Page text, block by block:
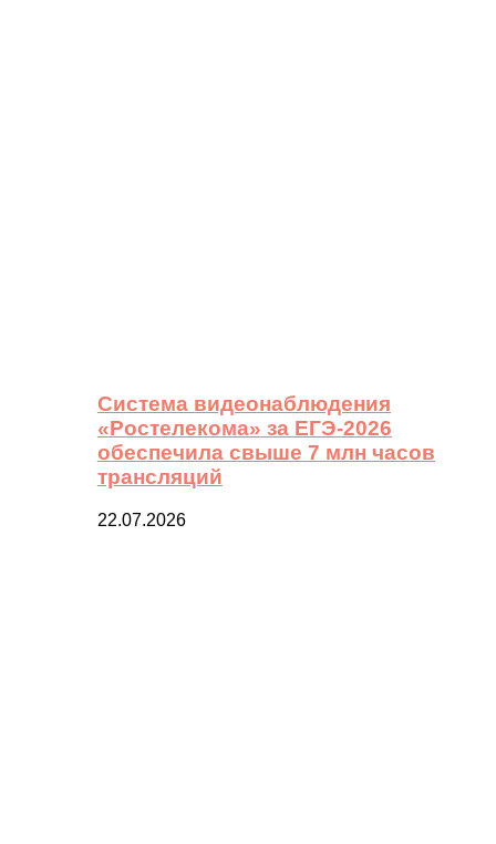
Система видеонаблюдения
«Ростелекома» за ЕГЭ-2026
обеспечила свыше 7 млн часов
трансляций
22.07.2026